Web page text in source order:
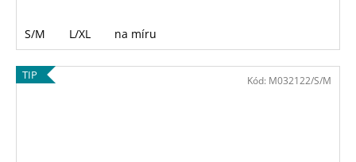
S/M L/XL na míru
TIP Kód: M032122/S/M